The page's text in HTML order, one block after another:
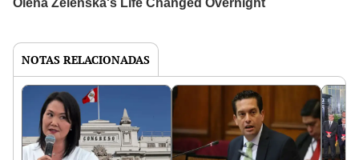
NOTAS RELACIONADAS